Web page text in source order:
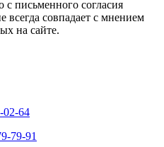
письменного согласия
совпадает с мнением
на сайте.
02-64
79-91